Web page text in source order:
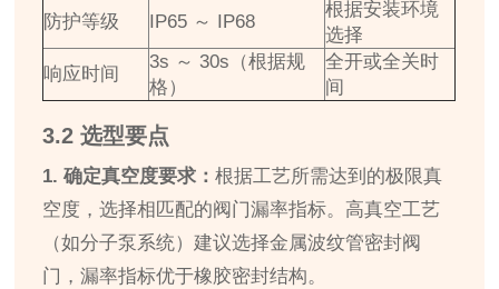
防护等级 IP65 ～ IP68
根据安装环境
选择
响应时间
3s ～ 30s（根据规
格）
全开或全关时
间
3.2 选型要点
1. 确定真空度要求：根据工艺所需达到的极限真
空度，选择相匹配的阀门漏率指标。高真空工艺
（如分子泵系统）建议选择金属波纹管密封阀
门，漏率指标优于橡胶密封结构。